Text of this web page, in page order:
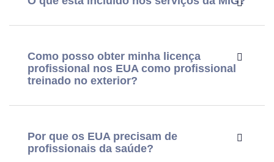
Como posso obter minha licença
profissional nos EUA como profissional
treinado no exterior?
Por que os EUA precisam de
profissionais da saúde?